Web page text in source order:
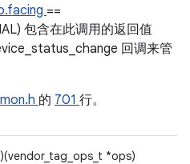
==
包含在此调用的返回值
回调来管
的 701 行。
*ops)